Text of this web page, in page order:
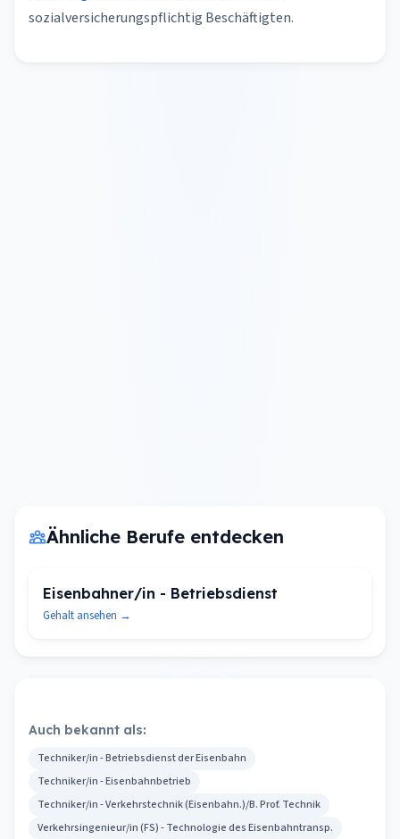
sozialversicherungspflichtig Beschäftigten.
Ähnliche Berufe entdecken
Eisenbahner/in - Betriebsdienst
Gehalt ansehen →
Auch bekannt als:
Techniker/in - Betriebsdienst der Eisenbahn
Techniker/in - Eisenbahnbetrieb
Techniker/in - Verkehrstechnik (Eisenbahn.)/B. Prof. Technik
Verkehrsingenieur/in (FS) - Technologie des Eisenbahntransp.